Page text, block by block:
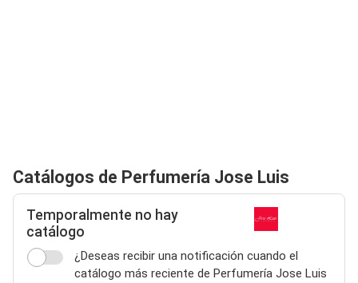
Catálogos de Perfumería Jose Luis
Temporalmente no hay
catálogo
¿Deseas recibir una notificación cuando el
catálogo más reciente de Perfumería Jose Luis